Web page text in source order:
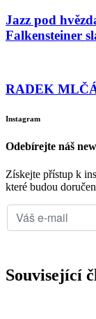
Jazz pod
Falkensteiner
RADEK
Instagram
Odebírejte náš
Získejte přístup k
které budou
Související